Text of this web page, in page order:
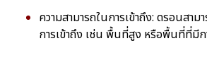
ความสามารถในการเข้าถึง: ดรอนสา
การเข้าถึง เช่น พื้นที่สูง หรือพื้นที่ที่มี